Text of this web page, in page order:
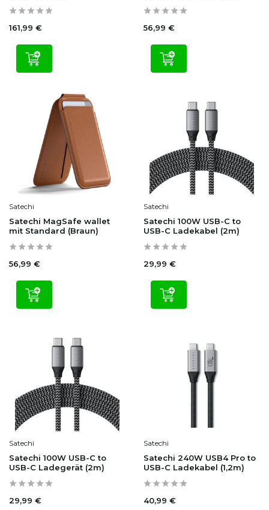
161,99 € 56,99 €
Satechi
Satechi MagSafe wallet
mit Standard (Braun)
56,99 €
Satechi
Satechi 100W USB-C to
USB-C Ladekabel (2m)
29,99 €
Satechi
Satechi 100W USB-C to
USB-C Ladegerät (2m)
29,99 €
Satechi
Satechi 240W USB4 Pro to
USB-C Ladekabel (1,2m)
40,99 €